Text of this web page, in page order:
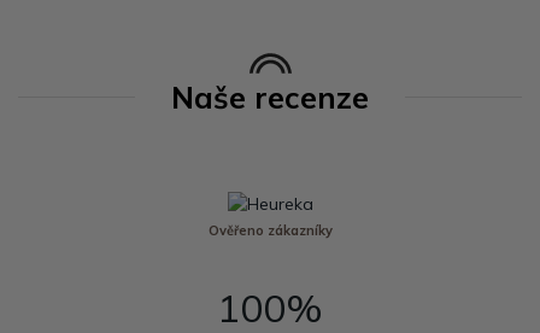
Naše recenze
Ověřeno zákazníky
100%